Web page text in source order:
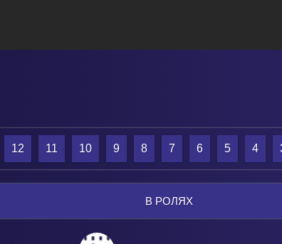
12 11 10 9 8 7 6 5 4
В РОЛЯХ